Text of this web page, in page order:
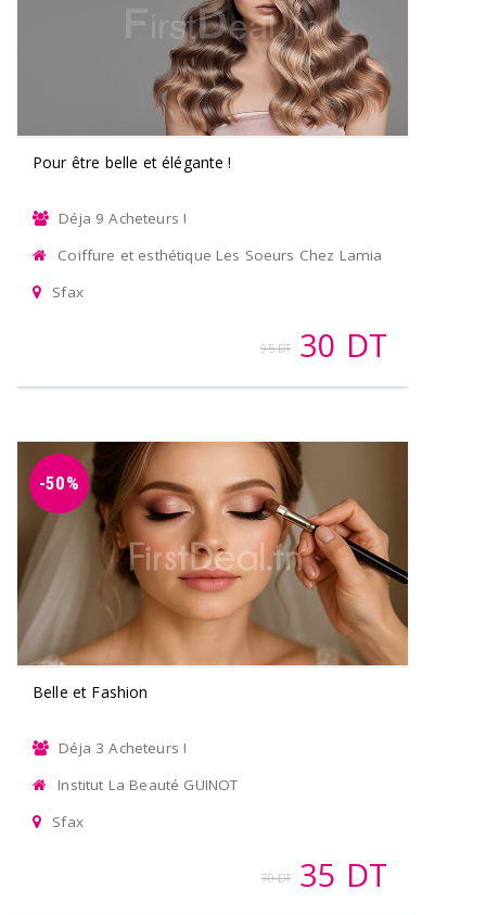
Pour être belle et élégante !
Déja 9 Acheteurs !
Coiffure et esthétique Les Soeurs Chez Lamia
Sfax
30 DT
95 DT
-50%
Belle et Fashion
Déja 3 Acheteurs !
Institut La Beauté GUINOT
Sfax
35 DT
70 DT